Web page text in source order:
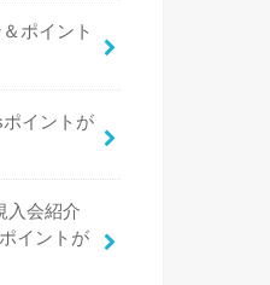
ポイント
ポイントが
入会紹介
イントが